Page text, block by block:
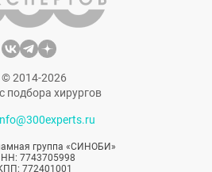
© 2014-2026
подбора хирургов
группа «СИНОБИ»
7743705998
772401001